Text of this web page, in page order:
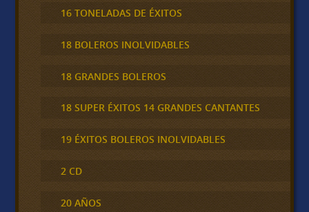
16 TONELADAS DE ÉXITOS
18 BOLEROS INOLVIDABLES
18 GRANDES BOLEROS
18 SUPER ÉXITOS 14 GRANDES CANTANTES
19 ÉXITOS BOLEROS INOLVIDABLES
2 CD
20 AÑOS